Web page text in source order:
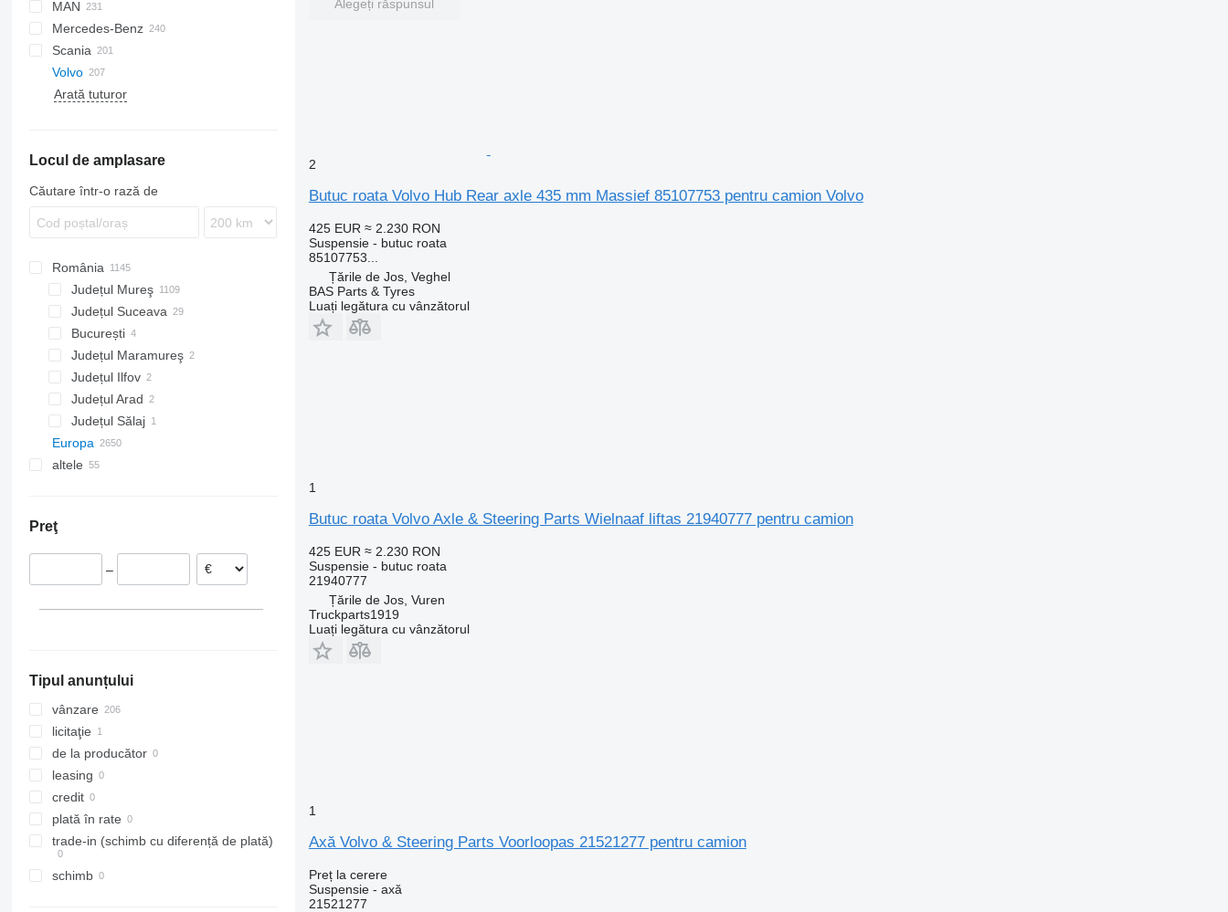
AS
CF
LF
XD
XF
M series
X series
HL-series
Daily
EuroCargo
Eurotrakker
S-Way
Stralis
LH
MAN
F90
KAT
TGA
TGL
TGX
Mercedes-Benz
A-Class
Actros
Antos
Axor
MB
R-Class
Unimog
Vario
L-series
D-series
Kerax
Magnum
T-series
Scania
G-series
LB
S-series
SKL
SCB
Volvo
FE
FH 420
FH 500
FH 540
FL 210
FM
FM9 260
FM 260
FM 330
FM 440
L-series
L25
N-series
WG
V-series
Arată tuturor
Locul de amplasare
Căutare într-o rază de
România
Județul Mureş
Județul Suceava
București
Județul Maramureş
Județul Ilfov
Județul Arad
Județul Sălaj
Europa
Estonia
Veghel
Vuren
Alkmaar
Arată tuturor
Polonia
Belgia
altele
Preţ
–
Tipul anunțului
vânzare
licitaţie
de la producător
leasing
credit
plată în rate
trade-in (schimb cu diferență de plată)
schimb
Alegeți răspunsul
2
Butuc roata Volvo Hub Rear axle 435 mm Massief 85107753 pentru camion Volvo
425 EUR ≈ 2.230 RON
Suspensie - butuc roata
85107753...
Țările de Jos, Veghel
BAS Parts & Tyres
Luați legătura cu vânzătorul
1
Butuc roata Volvo Axle & Steering Parts Wielnaaf liftas 21940777 pentru camion
425 EUR ≈ 2.230 RON
Suspensie - butuc roata
21940777
Țările de Jos, Vuren
Truckparts1919
Luați legătura cu vânzătorul
1
Axă Volvo & Steering Parts Voorloopas 21521277 pentru camion
Preț la cerere
Suspensie - axă
21521277